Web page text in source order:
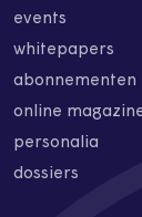
events
whitepapers
abonnementen
online
personalia
dossiers